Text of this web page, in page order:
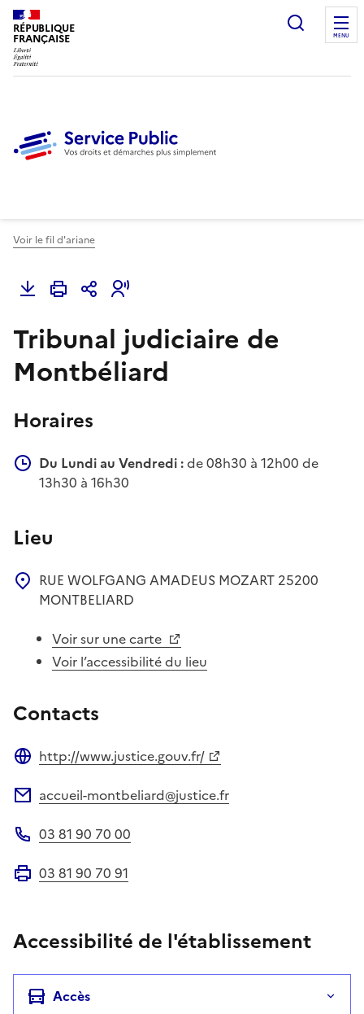
RÉPUBLIQUE
FRANÇAISE
Ouvrir
MENU
Voir le fil d'ariane
Tribunal judiciaire de
Montbéliard
Horaires
Du Lundi au Vendredi :de 08h30 à 12h00 de
13h30 à 16h30
Lieu
RUE WOLFGANG AMADEUS MOZART 25200
MONTBELIARD
Voir sur une carte
Voir l’accessibilité du lieu
Contacts
http://www.justice.gouv.fr/
accueil-montbeliard@justice.fr
03 81 90 70 00
03 81 90 70 91
Accessibilité de l'établissement
Accès